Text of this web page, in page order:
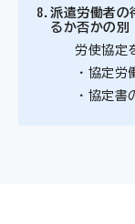
8.派遣労働者の
るか否かの別
労使協定
・協定労
・協定書